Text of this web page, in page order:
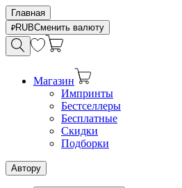
Главная
RUBСменить валюту
Магазин
Импринты
Бестселлеры
Бесплатные
Скидки
Подборки
Автору